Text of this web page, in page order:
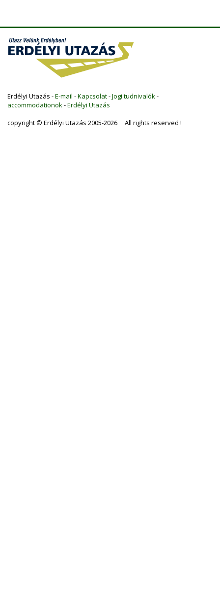
Erdélyi Utazás -E-mail -Kapcsolat-Jogi tudnivalók -
accommodationok -Erdélyi Utazás
copyright © Erdélyi Utazás 2005-2026 All rights reserved !